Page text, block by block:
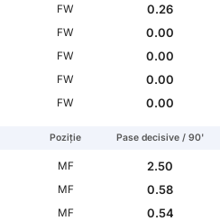
FW
0.26
FW
0.00
FW
0.00
FW
0.00
FW 0.00
Poziție Pase decisive / 90'
MF
2.50
MF
0.58
MF
0.54